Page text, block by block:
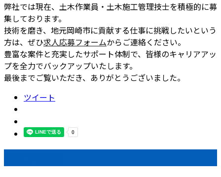
弊社では現在、土木作業員・土木施工管理技士を積極的に募
集しております。
技術を磨き、地元岡崎市に貢献する仕事に挑戦したいという
方は、ぜひ求人応募フォームからご連絡ください。
豊富な案件と充実したサポート体制で、皆様のキャリアアッ
プを全力でバックアップいたします。
最後までご覧いただき、ありがとうございました。
ツイート